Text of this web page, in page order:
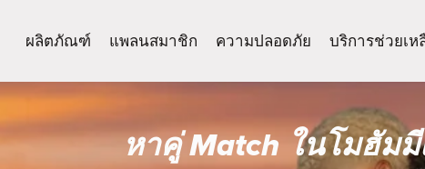
ผลิตภัณฑ์ แพลนสมาชิก ความปลอดภัย บริการช่วยเห
หาคู่ Match ในโมฮัมมี